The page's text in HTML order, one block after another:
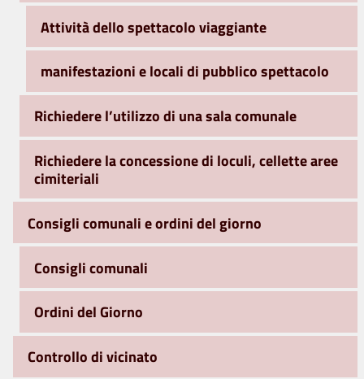
Attività dello spettacolo viaggiante
manifestazioni e locali di pubblico spettacolo
Richiedere l’utilizzo di una sala comunale
Richiedere la concessione di loculi, cellette aree
cimiteriali
Consigli comunali e ordini del giorno
Consigli comunali
Ordini del Giorno
Controllo di vicinato